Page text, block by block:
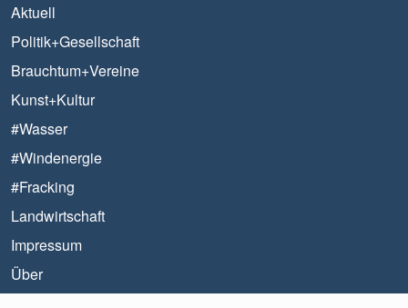
Aktuell
Politik+Gesellschaft
Brauchtum+Vereine
Kunst+Kultur
#Wasser
#Windenergie
#Fracking
Landwirtschaft
Impressum
Über